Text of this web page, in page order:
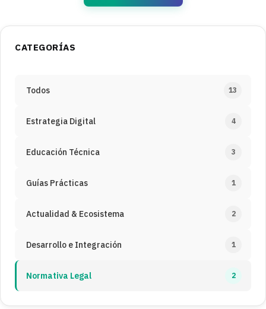
CATEGORÍAS
Todos 13
Estrategia Digital 4
Educación Técnica 3
Guías Prácticas 1
Actualidad & Ecosistema 2
Desarrollo e Integración 1
Normativa Legal 2